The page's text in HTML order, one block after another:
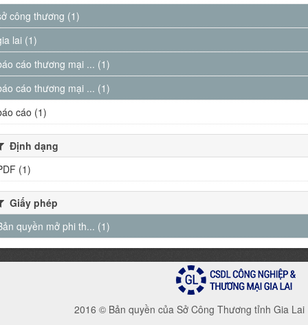
công thương (1)
lai (1)
cáo thương mại ... (1)
cáo thương mại ... (1)
cáo (1)
Định dạng
(1)
Giấy phép
quyền mở phi th... (1)
2016 © Bản quyền của Sở Công Thương tỉnh Gia Lai